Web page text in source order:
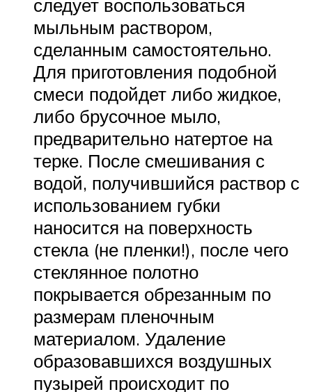
следует воспользоваться
мыльным раствором,
сделанным самостоятельно.
Для приготовления подобной
смеси подойдет либо жидкое,
либо брусочное мыло,
предварительно натертое на
терке. После смешивания с
водой, получившийся раствор с
использованием губки
наносится на поверхность
стекла (не пленки!), после чего
стеклянное полотно
покрывается обрезанным по
размерам пленочным
материалом. Удаление
образовавшихся воздушных
пузырей происходит по